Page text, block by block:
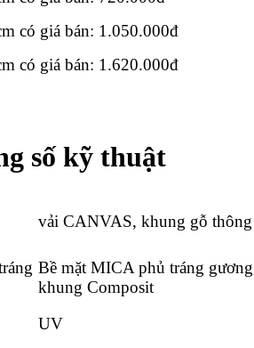
có giá bán: 1.050.000đ
có giá bán: 1.620.000đ
số kỹ thuật
vải CANVAS, khung gỗ thông
Bề mặt MICA phủ tráng
khung Composit
UV